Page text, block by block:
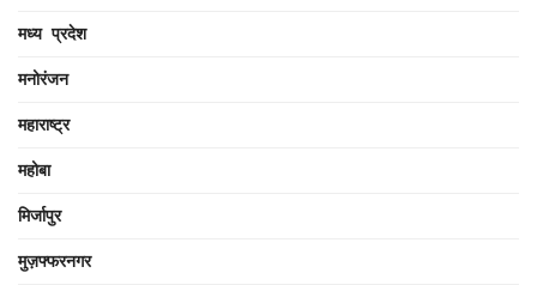
मध्य प्रदेश
मनोरंजन
महाराष्ट्र
महोबा
मिर्जापुर
मुज़फ्फरनगर